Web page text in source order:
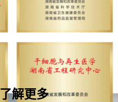
了解更多